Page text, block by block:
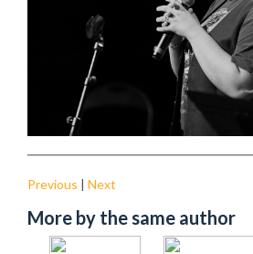
Previous | Next
More by the same author